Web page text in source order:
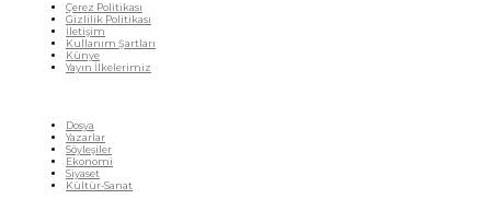
Çerez Politikası
Gizlilik Politikası
İletişim
Kullanım Şartları
Künye
Yayın İlkelerimiz
Dosya
Yazarlar
Söyleşiler
Ekonomi
Siyaset
Kültür-Sanat